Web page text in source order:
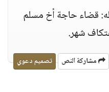
قضاء حاجة أخ مسلم
شهر.
مشاركة النص تصميم دعوي